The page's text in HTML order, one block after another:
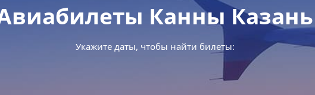
Канны Казань
Укажите даты, чтобы найти билеты: